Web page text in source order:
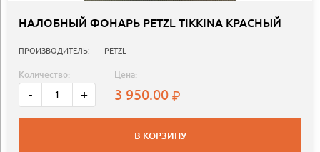
НАЛОБНЫЙ ФОНАРЬ PETZL TIKKINA КРАСНЫЙ
ПРОИЗВОДИТЕЛЬ: PETZL
Количество:
- +
Цена:
3 950.00
В КОРЗИНУ